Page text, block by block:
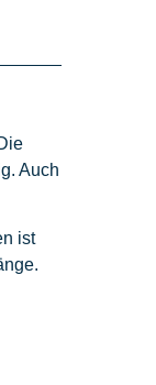
Auch
ist